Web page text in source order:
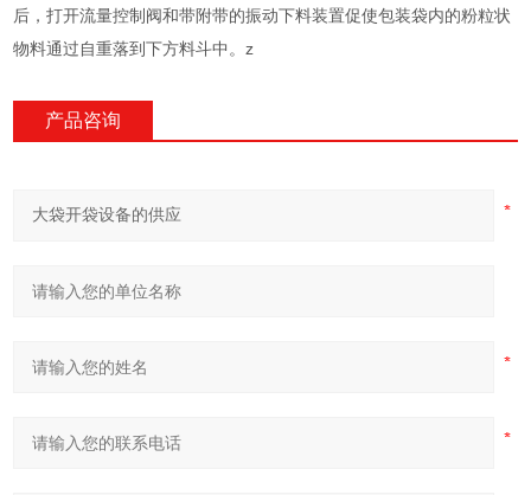
后，打开流量控制阀和带附带的振动下料装置促使包装袋内的粉粒状
物料通过自重落到下方料斗中。z
产品咨询